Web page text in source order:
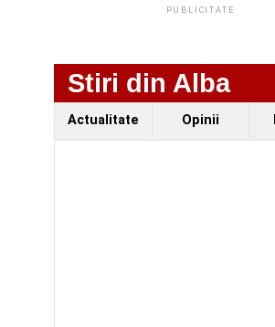
PUBLICITATE
Stiri din Alba
Actualitate Opinii